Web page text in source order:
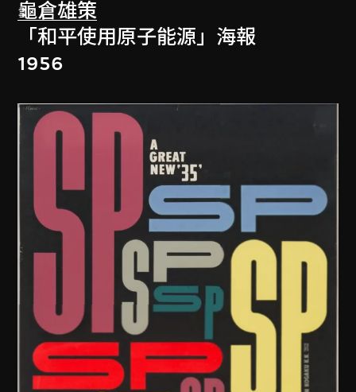
龜倉雄策
「和平使用原子能源」海報
1956